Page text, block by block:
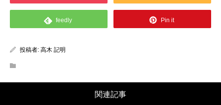
feedly Pin it
投稿者: 高木 記明
関連記事